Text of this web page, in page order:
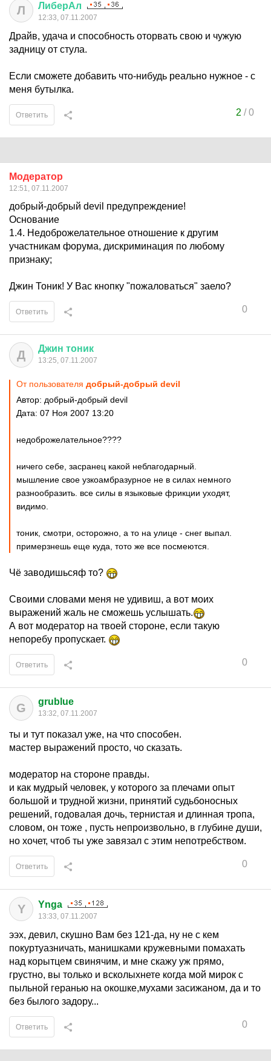
Л ЛиберАл
12:33, 07.11.2007
Драйв, удача и способность оторвать свою и чужую
задницу от стула.
Если сможете добавить что-нибудь реально нужное - с
меня бутылка.
2 /0
Ответить
Модератор
12:51, 07.11.2007
добрый-добрый devil предупреждение!
Основание
1.4. Недоброжелательное отношение к другим
участникам форума, дискриминация по любому
признаку;
Джин Тоник! У Вас кнопку "пожаловаться" заело?
0
Ответить
Д Джин тоник
13:25, 07.11.2007
От пользователя добрый-добрый devil
Автор: добрый-добрый devil
Дата: 07 Ноя 2007 13:20
недоброжелательное????
ничего себе, засранец какой неблагодарный.
мышление свое узкоамбразурное не в силах немного
разнообразить. все силы в языковые фрикции уходят,
видимо.
тоник, смотри, осторожно, а то на улице - снег выпал.
примерзнешь еще куда, тото же все посмеются.
Чё заводишьсяф то?
Своими словами меня не удивиш, а вот моих
выражений жаль не сможешь услышать.
А вот модератор на твоей стороне, если такую
непоребу пропускает.
0
Ответить
G grublue
13:32, 07.11.2007
ты и тут показал уже, на что способен.
мастер выражений просто, чо сказать.
модератор на стороне правды.
и как мудрый человек, у которого за плечами опыт
большой и трудной жизни, принятий судьбоносных
решений, годовалая дочь, тернистая и длинная тропа,
словом, он тоже , пусть непроизвольно, в глубине души,
но хочет, чтоб ты уже завязал с этим непотребством.
0
Ответить
Y Ynga
13:33, 07.11.2007
ээх, девил, скушно Вам без 121-да, ну не с кем
покуртуазничать, манишками кружевными помахать
над корытцем свинячим, и мне скажу уж прямо,
грустно, вы только и всколыхнете когда мой мирок с
пыльной геранью на окошке,мухами засижаном, да и то
без былого задору...
0
Ответить